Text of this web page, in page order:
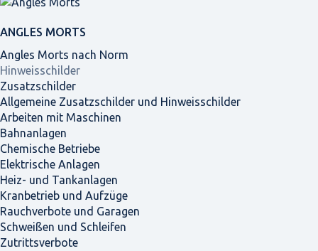
ANGLES MORTS
Angles Morts nach Norm
Hinweisschilder
Zusatzschilder
Allgemeine Zusatzschilder und Hinweisschilder
Arbeiten mit Maschinen
Bahnanlagen
Chemische Betriebe
Elektrische Anlagen
Heiz- und Tankanlagen
Kranbetrieb und Aufzüge
Rauchverbote und Garagen
Schweißen und Schleifen
Zutrittsverbote